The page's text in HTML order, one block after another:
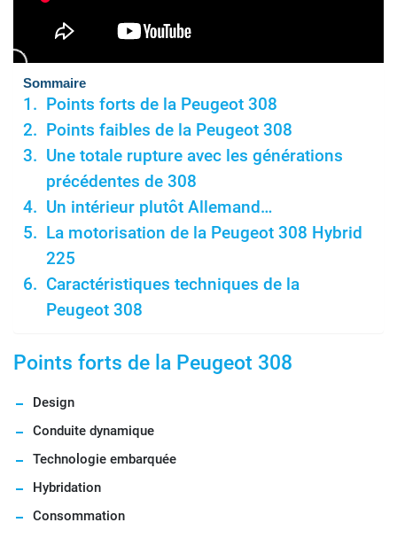
Sommaire
Points forts de la Peugeot 308
Points faibles de la Peugeot 308
Une totale rupture avec les générations
précédentes de 308
Un intérieur plutôt Allemand…
La motorisation de la Peugeot 308 Hybrid
225
Caractéristiques techniques de la
Peugeot 308
Points forts de la Peugeot 308
Design
Conduite dynamique
Technologie embarquée
Hybridation
Consommation